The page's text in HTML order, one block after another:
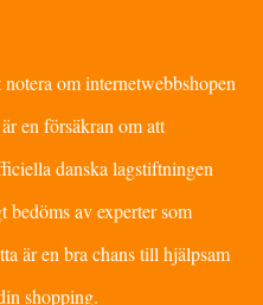
om internetwebbshopen
en försäkran om att
danska lagstiftningen
bedöms av experter som
är en bra chans till hjälpsam
shopping.